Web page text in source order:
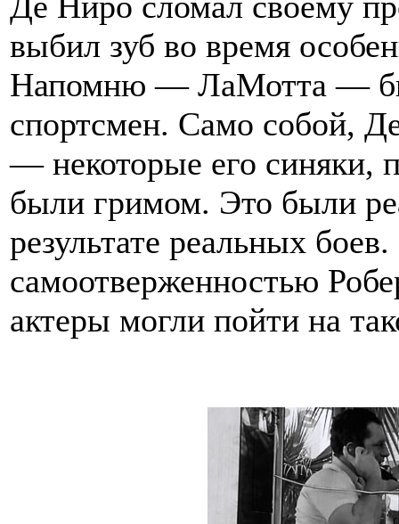
выбил зуб во время
Напомню — ЛаМотта —
спортсмен. Само собой,
— некоторые его синяки,
были гримом. Это были
результате реальных
самоотверженностью
актеры могли пойти на